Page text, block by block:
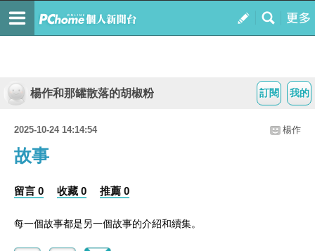
我的
訂閱
楊作和那罐散落的胡椒粉
2025-10-24 14:14:54 楊作
故事
留言 0 收藏 0 推薦 0
每一個故事都是另一個故事的介紹和續集。